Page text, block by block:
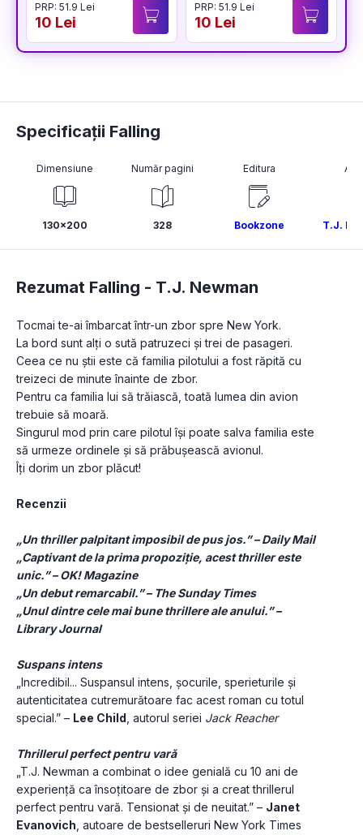
PRP: 51.9 Lei
10 Lei
PRP: 51.9 Lei
10 Lei
Specificații Falling
Dimensiune
130x200
Număr pagini
328
Editura
Bookzone T.J.
Rezumat Falling - T.J. Newman
Tocmai te-ai îmbarcat într-un zbor spre New York.
La bord sunt alți o sută patruzeci și trei de pasageri.
Ceea ce nu știi este că familia pilotului a fost răpită cu
treizeci de minute înainte de zbor.
Pentru ca familia lui să trăiască, toată lumea din avion
trebuie să moară.
Singurul mod prin care pilotul își poate salva familia este
să urmeze ordinele și să prăbușească avionul.
Îți dorim un zbor plăcut!
Recenzii
„Un thriller palpitant imposibil de pus jos.” – Daily Mail
„Captivant de la prima propoziție, acest thriller este
unic.” – OK! Magazine
„Un debut remarcabil.” – The Sunday Times
„Unul dintre cele mai bune thrillere ale anului.” –
Library Journal
Suspans intens
„Incredibil... Suspansul intens, șocurile, sperieturile și
autenticitatea cutremurătoare fac acest roman cu totul
special.” – Lee Child , autorul seriei Jack Reacher
Thrillerul perfect pentru vară
„T.J. Newman a combinat o idee genială cu 10 ani de
experiență ca însoțitoare de zbor și a creat thrillerul
perfect pentru vară. Tensionat și de neuitat.” – Janet
Evanovich , autoare de bestselleruri New York Times